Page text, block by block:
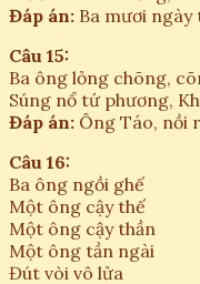
Đáp án: Ba mươi
Câu 15:
Ba ông lỏng chõng,
Súng nổ tứ phương,
Đáp án: Ông Táo, nồi
Câu 16:
Ba ông ngồi ghế
Một ông cậy thế
Một ông cậy thần
Một ông tần ngài
Đút vòi vô lửa